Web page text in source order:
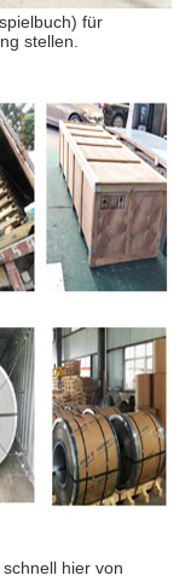
für
stellen.
hier von